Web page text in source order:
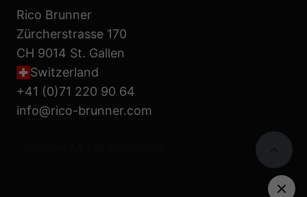
Rico Brunner
Zürcherstrasse 170
CH 9014 St. Gallen
Switzerland
+41 (0)71 220 90 64
info@rico-brunner.com